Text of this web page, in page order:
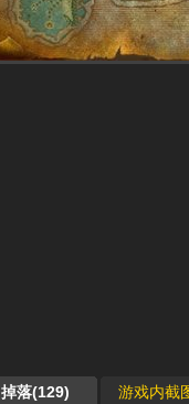
掉落(129) 游戏内截